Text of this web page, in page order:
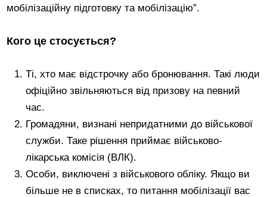
мобілізаційну підготовку та мобілізацію”.
Кого це стосується?
Ті, хто має відстрочку або бронювання. Такі люди
офіційно звільняються від призову на певний
час.
Громадяни, визнані непридатними до військової
служби. Таке рішення приймає військово-
лікарська комісія (ВЛК).
Особи, виключені з військового обліку. Якщо ви
більше не в списках, то питання мобілізації вас